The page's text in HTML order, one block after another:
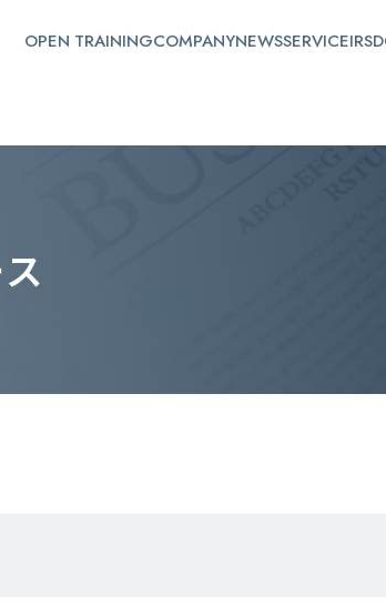
OPEN TRAININGCOMPANYNEWSSERVICEIR
ス